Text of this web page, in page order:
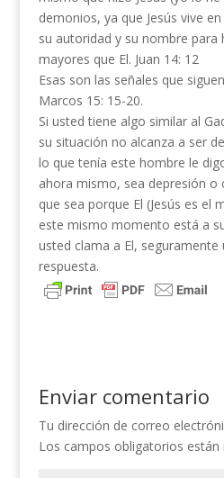
demonios, ya que Jesús vive
su autoridad y su nombre para
mayores que El. Juan 14: 12
Esas son las señales que
Marcos 15: 15-20.
Si usted tiene algo similar al
su situación no alcanza a ser
lo que tenía este hombre le
ahora mismo, sea depresión o
que sea porque El (Jesús es el
este mismo momento está a
usted clama a El, seguramente
respuesta.
Enviar comentario
Tu dirección de correo
Los campos obligatorios están